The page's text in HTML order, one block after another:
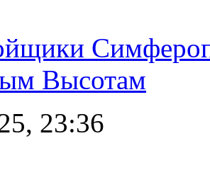
Высотам
23:36